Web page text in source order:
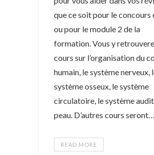
que ce soit pour le concours
ou pour le module 2 de la
formation. Vous y
cours sur l’organisation du
humain, le système nerveux,
système osseux, le système
circulatoire, le système
peau. D’autres cours seront…
READ MORE